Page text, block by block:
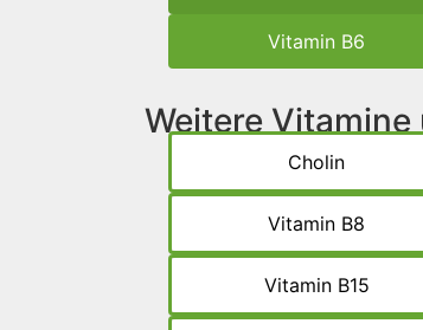
Vitamin B6
Weitere
Cholin
Vitamin B8
Vitamin B15